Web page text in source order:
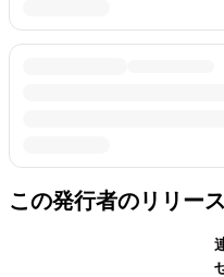
この発行者のリリース